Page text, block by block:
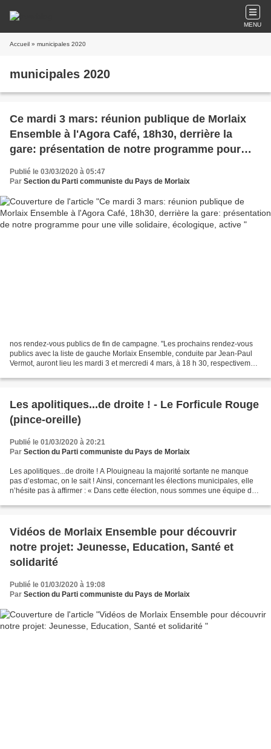
MENU
Accueil » municipales 2020
municipales 2020
Ce mardi 3 mars: réunion publique de Morlaix
Ensemble à l'Agora Café, 18h30, derrière la
gare: présentation de notre programme pour
une ville solidaire, écologique, active
Publié le 03/03/2020 à 05:47
Par Section du Parti communiste du Pays de Morlaix
nos rendez-vous publics de fin de campagne. "Les prochains rendez-vous
publics avec la liste de gauche Morlaix Ensemble, conduite par Jean-Paul
Vermot, auront lieu les mardi 3 et mercredi 4 mars, à 18 h 30, respectivement
Les apolitiques...de droite ! - Le Forficule Rouge
(pince-oreille)
Publié le 01/03/2020 à 20:21
Par Section du Parti communiste du Pays de Morlaix
Les apolitiques...de droite ! A Plouigneau la majorité sortante ne manque
pas d’estomac, on le sait ! Ainsi, concernant les élections municipales, elle
n’hésite pas à affirmer : « Dans cette élection, nous sommes une équipe de
Vidéos de Morlaix Ensemble pour découvrir
notre projet: Jeunesse, Education, Santé et
solidarité
Publié le 01/03/2020 à 19:08
Par Section du Parti communiste du Pays de Morlaix